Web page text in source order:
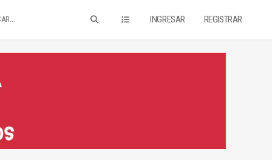
INGRESAR REGISTRAR